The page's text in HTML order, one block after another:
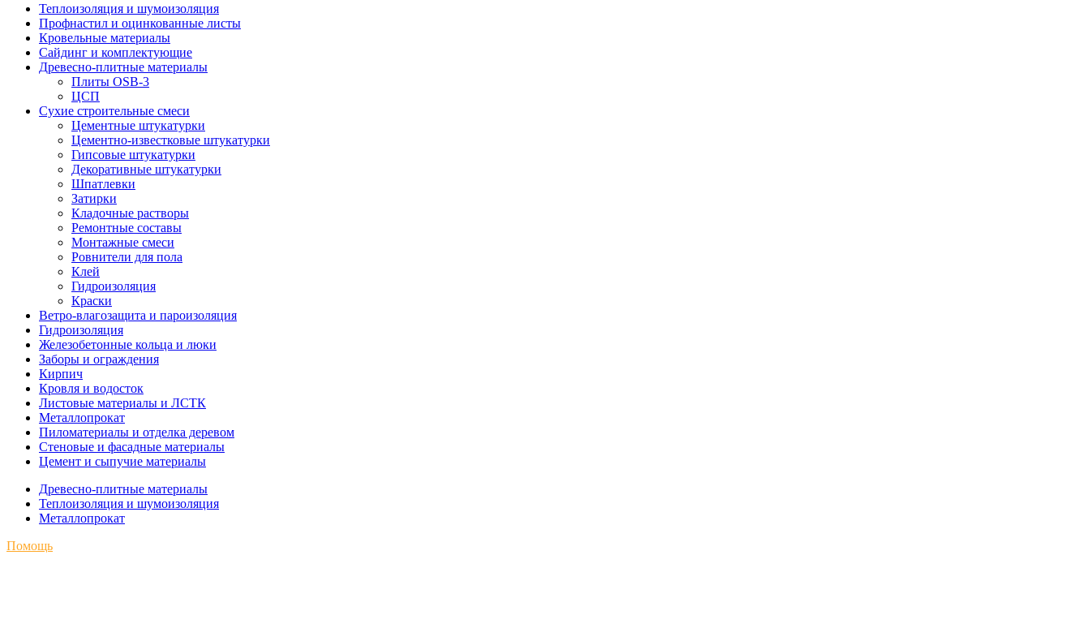
Теплоизоляция и шумоизоляция
Профнастил и оцинкованные листы
Кровельные материалы
Сайдинг и комплектующие
Древесно-плитные материалы
Плиты OSB-3
ЦСП
Сухие строительные смеси
Цементные штукатурки
Цементно-известковые штукатурки
Гипсовые штукатурки
Декоративные штукатурки
Шпатлевки
Затирки
Кладочные растворы
Ремонтные составы
Монтажные смеси
Ровнители для пола
Клей
Гидроизоляция
Краски
Ветро-влагозащита и пароизоляция
Гидроизоляция
Железобетонные кольца и люки
Заборы и ограждения
Кирпич
Кровля и водосток
Листовые материалы и ЛСТК
Металлопрокат
Пиломатериалы и отделка деревом
Стеновые и фасадные материалы
Цемент и сыпучие материалы
Древесно-плитные материалы
Теплоизоляция и шумоизоляция
Металлопрокат
Помощь